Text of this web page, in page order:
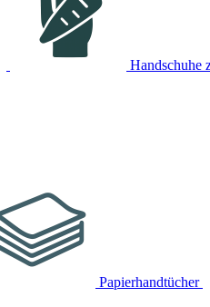
Handschuhe
Papierhandtücher